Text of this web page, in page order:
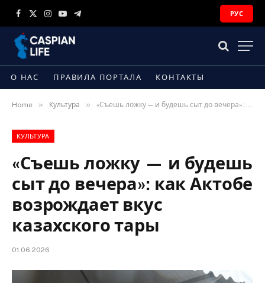
Facebook
X
Instagram
YouTubeTelegram
РУС
О НАС ПРАВИЛА ПОРТАЛА КОНТАКТЫ
Home » Культура » «Съешь ложку — и будешь сыт до вечера»: как Актобе возрождает вкус казахского тары
КУЛЬТУРА
«Съешь ложку — и будешь
сыт до вечера»: как Актобе
возрождает вкус
казахского тары
01.06.2026